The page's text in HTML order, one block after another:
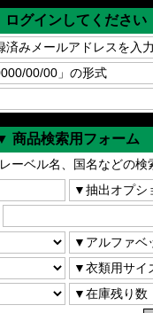
グインしてください
商品検索用フォーム
ーベル名、国名などの検